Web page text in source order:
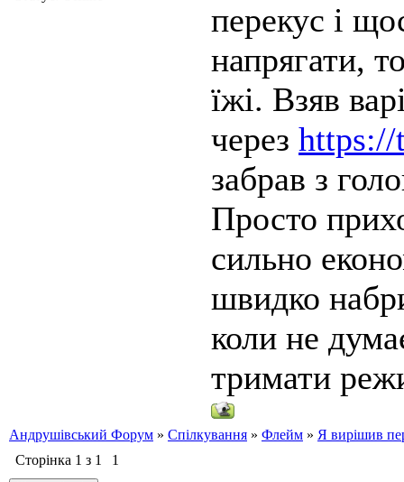
перекус і
напрягати,
їжі. Взяв
через https://
забрав з
Просто
сильно
швидко
коли не
тримати
Андрушівський Форум » Спілкування » Флейм » Я вирішив
Сторінка 1 з 1 1